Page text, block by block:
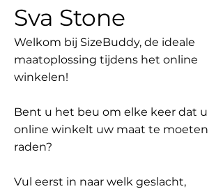
Sva Stone
Welkom bij SizeBuddy, de ideale
maatoplossing tijdens het online
winkelen!
Bent u het beu om elke keer dat u
online winkelt uw maat te moeten
raden?
Vul eerst in naar welk geslacht,